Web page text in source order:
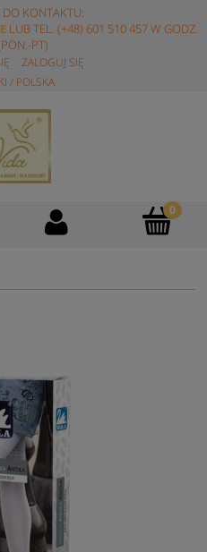
KONTAKTU:
LUB TEL. (+48) 601 510 457 W GODZ.
PT)
ZALOGUJ SIĘ